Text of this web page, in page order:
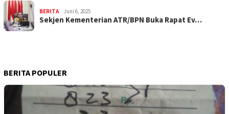
BERITA Juni 6, 2025
Sekjen Kementerian ATR/BPN Buka Rapat Ev…
BERITA POPULER